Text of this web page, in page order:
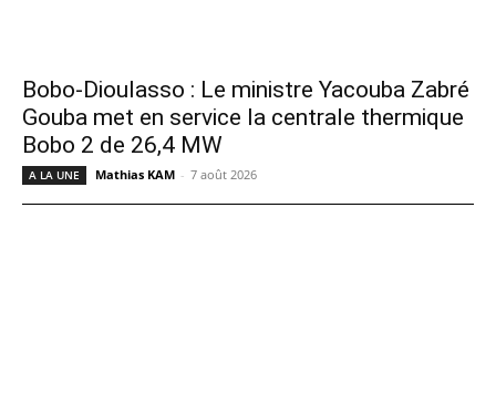
Bobo-Dioulasso : Le ministre Yacouba Zabré
Gouba met en service la centrale thermique
Bobo 2 de 26,4 MW
A LA UNE Mathias KAM - 7 août 2026